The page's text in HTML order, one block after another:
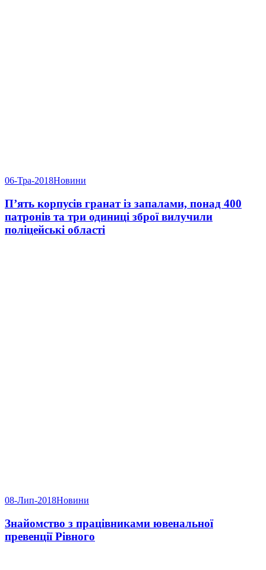
06-Тра-2018Новини
П’ять корпусів гранат із запалами, понад 400
патронів та три одиниці зброї вилучили
поліцейські області
08-Лип-2018Новини
Знайомство з працівниками ювенальної
превенції Рівного